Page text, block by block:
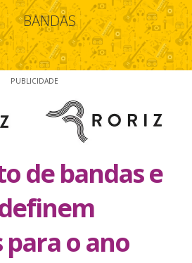
BANDAS
PUBLICIDADE
de bandas e
o ano